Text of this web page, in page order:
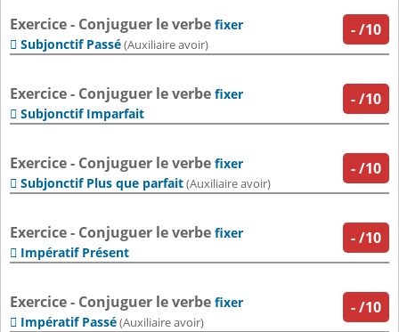
-/10
Exercice - Conjuguer le verbe fixer
 Subjonctif Passé(Auxiliaire avoir)
-/10
Exercice - Conjuguer le verbe fixer
 Subjonctif Imparfait
-/10
Exercice - Conjuguer le verbe fixer
 Subjonctif Plus que parfait(Auxiliaire avoir)
-/10
Exercice - Conjuguer le verbe fixer
 Impératif Présent
-/10
Exercice - Conjuguer le verbe fixer
 Impératif Passé(Auxiliaire avoir)